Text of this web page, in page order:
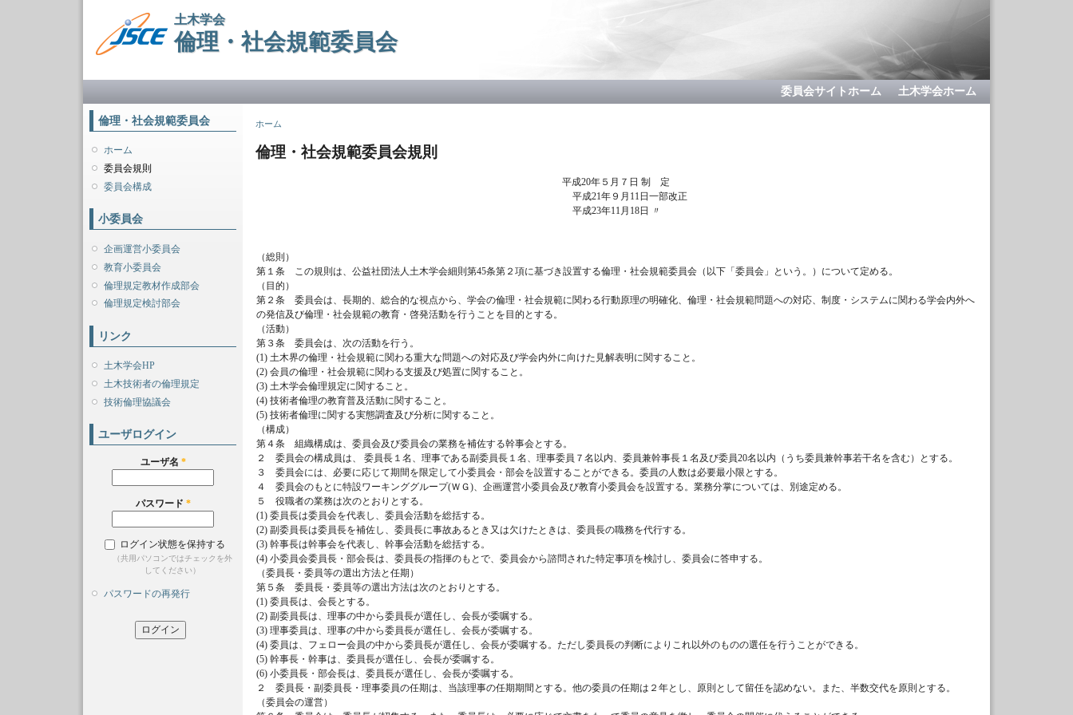
土木学会
倫理・社会規範委員会
委員会サイトホーム 土木学会ホーム
倫理・社会規範委員会
ホーム
委員会規則
委員会構成
小委員会
企画運営小委員会
教育小委員会
倫理規定教材作成部会
倫理規定検討部会
リンク
土木学会HP
土木技術者の倫理規定
技術倫理協議会
ユーザログイン
ユーザ名 *
パスワード *
ログイン状態を保持する
（共用パソコンではチェックを外
してください）
パスワードの再発行
現在地
ホーム
倫理・社会規範委員会規則
平成20年５月７日 制 定
平成21年９月11日一部改正
平成23年11月18日 〃
（総則）
第１条 この規則は、公益社団法人土木学会細則第45条第２項に基づき設置する倫理・社会規範委員会（以下「委員会」という。）について定める。
（目的）
第２条 委員会は、長期的、総合的な視点から、学会の倫理・社会規範に関わる行動原理の明確化、倫理・社会規範問題への対応、制度・システムに関わる学会内外へ
の発信及び倫理・社会規範の教育・啓発活動を行うことを目的とする。
（活動）
第３条 委員会は、次の活動を行う。
(1) 土木界の倫理・社会規範に関わる重大な問題への対応及び学会内外に向けた見解表明に関すること。
(2) 会員の倫理・社会規範に関わる支援及び処置に関すること。
(3) 土木学会倫理規定に関すること。
(4) 技術者倫理の教育普及活動に関すること。
(5) 技術者倫理に関する実態調査及び分析に関すること。
（構成）
第４条 組織構成は、委員会及び委員会の業務を補佐する幹事会とする。
２ 委員会の構成員は、 委員長１名、理事である副委員長１名、理事委員７名以内、委員兼幹事長１名及び委員20名以内（うち委員兼幹事若干名を含む）とする。
３ 委員会には、必要に応じて期間を限定して小委員会・部会を設置することができる。委員の人数は必要最小限とする。
４ 委員会のもとに特設ワーキンググループ(ＷＧ)、企画運営小委員会及び教育小委員会を設置する。業務分掌については、別途定める。
５ 役職者の業務は次のとおりとする。
(1) 委員長は委員会を代表し、委員会活動を総括する。
(2) 副委員長は委員長を補佐し、委員長に事故あるとき又は欠けたときは、委員長の職務を代行する。
(3) 幹事長は幹事会を代表し、幹事会活動を総括する。
(4) 小委員会委員長・部会長は、委員長の指揮のもとで、委員会から諮問された特定事項を検討し、委員会に答申する。
（委員長・委員等の選出方法と任期）
第５条 委員長・委員等の選出方法は次のとおりとする。
(1) 委員長は、会長とする。
(2) 副委員長は、理事の中から委員長が選任し、会長が委嘱する。
(3) 理事委員は、理事の中から委員長が選任し、会長が委嘱する。
(4) 委員は、フェロー会員の中から委員長が選任し、会長が委嘱する。ただし委員長の判断によりこれ以外のものの選任を行うことができる。
(5) 幹事長・幹事は、委員長が選任し、会長が委嘱する。
(6) 小委員長・部会長は、委員長が選任し、会長が委嘱する。
２ 委員長・副委員長・理事委員の任期は、当該理事の任期期間とする。他の委員の任期は２年とし、原則として留任を認めない。また、半数交代を原則とする。
（委員会の運営）